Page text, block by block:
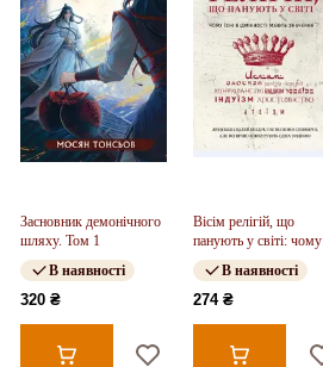
Засновник демонічного
шляху. Том 1
В наявності
320 ₴
Вісім релігій, що
панують у світі: чому
їхні відмінності мають
значенняВ наявності
274 ₴